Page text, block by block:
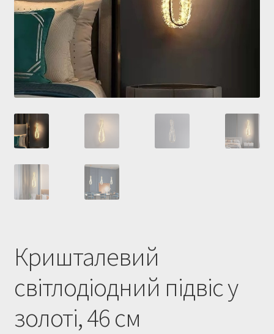
Мій аккаунт
Магазин
Політика повернення
Про нас
Розрахунок та доставка
Усi люстри
Кришталевий
світлодіодний підвіс у
золоті, 46 см